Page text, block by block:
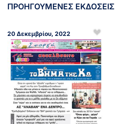
ΠΡΟΗΓΟΥΜΕΝΕΣ ΕΚΔΟΣΕΙΣ
20 Δεκεμβρίου, 2022